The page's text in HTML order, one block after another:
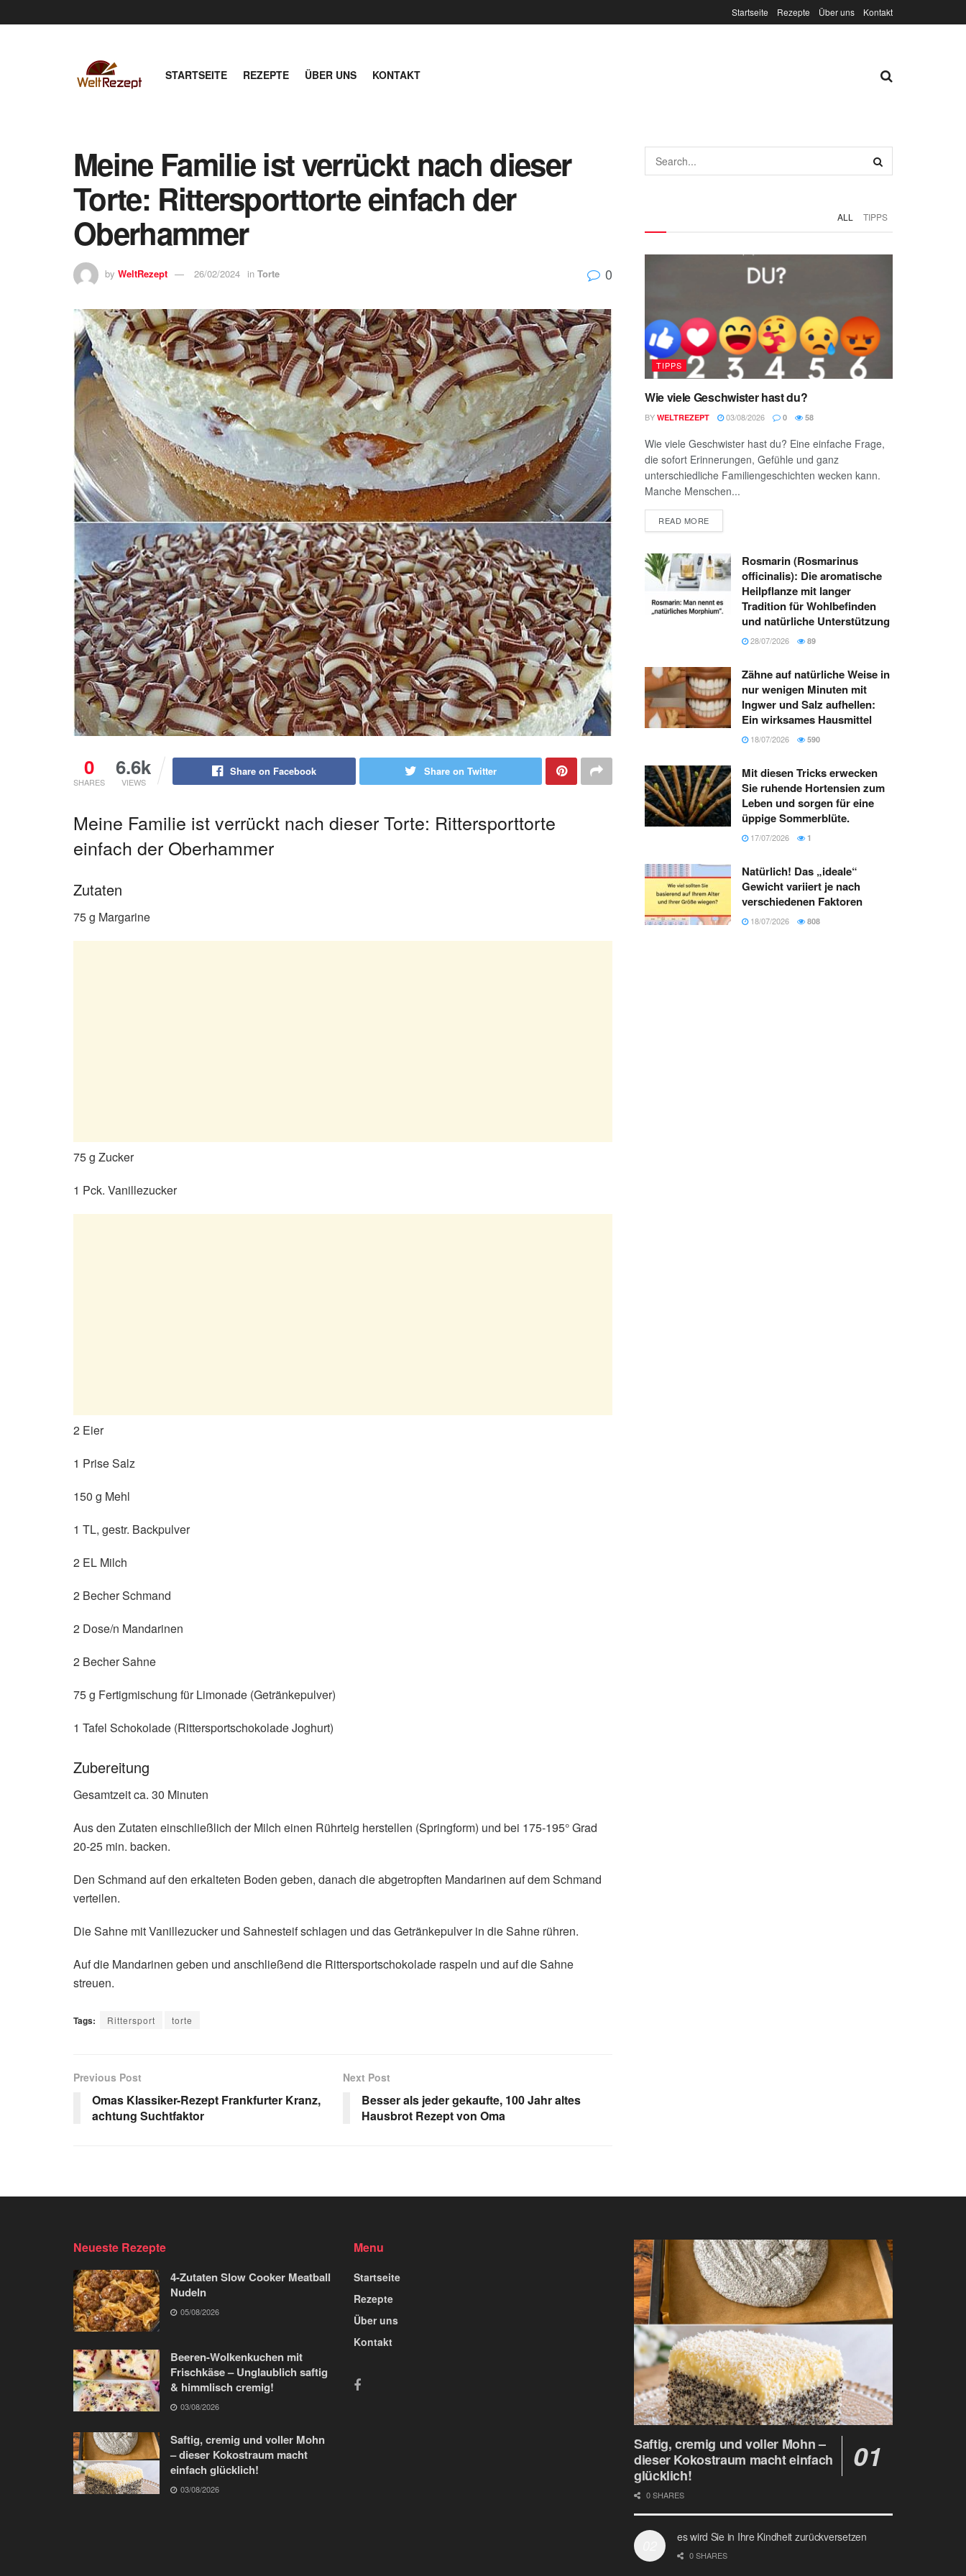
Startseite Rezepte Über uns Kontakt
STARTSEITE REZEPTE ÜBER UNS KONTAKT
Meine Familie ist verrückt nach dieser
Torte: Rittersporttorte einfach der
Oberhammer
by WeltRezept 26/02/2024 in Torte 0
0
SHARES
6.6k
VIEWS
Share on Facebook Share on Twitter
Meine Familie ist verrückt nach dieser Torte: Rittersporttorte
einfach der Oberhammer
Zutaten
75 g Margarine
75 g Zucker
1 Pck. Vanillezucker
2 Eier
1 Prise Salz
150 g Mehl
1 TL, gestr. Backpulver
2 EL Milch
2 Becher Schmand
2 Dose/n Mandarinen
2 Becher Sahne
75 g Fertigmischung für Limonade (Getränkepulver)
1 Tafel Schokolade (Rittersportschokolade Joghurt)
Zubereitung
Gesamtzeit ca. 30 Minuten
Aus den Zutaten einschließlich der Milch einen Rührteig herstellen (Springform) und bei 175-195° Grad
20-25 min. backen.
Den Schmand auf den erkalteten Boden geben, danach die abgetropften Mandarinen auf dem Schmand
verteilen.
Die Sahne mit Vanillezucker und Sahnesteif schlagen und das Getränkepulver in die Sahne rühren.
Auf die Mandarinen geben und anschließend die Rittersportschokolade raspeln und auf die Sahne
streuen.
Tags: Rittersport torte
Previous Post
Omas Klassiker-Rezept Frankfurter Kranz,
achtung Suchtfaktor
Next Post
Besser als jeder gekaufte, 100 Jahr altes
Hausbrot Rezept von Oma
ALL TIPPS
TIPPS
Wie viele Geschwister hast du?
BY WELTREZEPT 03/08/2026 0 58
Wie viele Geschwister hast du? Eine einfache Frage,
die sofort Erinnerungen, Gefühle und ganz
unterschiedliche Familiengeschichten wecken kann.
Manche Menschen...
READ MORE
Rosmarin (Rosmarinus
officinalis): Die aromatische
Heilpflanze mit langer
Tradition für Wohlbefinden
und natürliche Unterstützung
28/07/2026 89
Zähne auf natürliche Weise in
nur wenigen Minuten mit
Ingwer und Salz aufhellen:
Ein wirksames Hausmittel
18/07/2026 590
Mit diesen Tricks erwecken
Sie ruhende Hortensien zum
Leben und sorgen für eine
üppige Sommerblüte.
17/07/2026 1
Natürlich! Das „ideale“
Gewicht variiert je nach
verschiedenen Faktoren
18/07/2026 808
Neueste Rezepte
4-Zutaten Slow Cooker Meatball
Nudeln
05/08/2026
Beeren-Wolkenkuchen mit
Frischkäse – Unglaublich saftig
& himmlisch cremig!
03/08/2026
Saftig, cremig und voller Mohn
– dieser Kokostraum macht
einfach glücklich!
03/08/2026
Menu
Startseite
Rezepte
Über uns
Kontakt
Saftig, cremig und voller Mohn –
dieser Kokostraum macht einfach
glücklich!
0 SHARES
es wird Sie in Ihre Kindheit zurückversetzen
0 SHARES